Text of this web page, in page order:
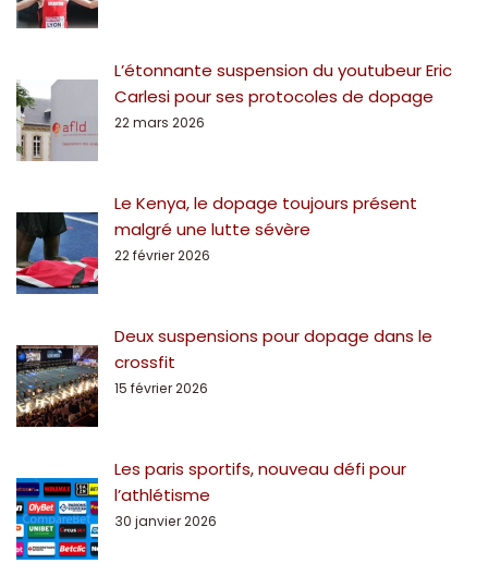
L’étonnante suspension du youtubeur Eric
Carlesi pour ses protocoles de dopage
22 mars 2026
Le Kenya, le dopage toujours présent
malgré une lutte sévère
22 février 2026
Deux suspensions pour dopage dans le
crossfit
15 février 2026
Les paris sportifs, nouveau défi pour
l’athlétisme
30 janvier 2026